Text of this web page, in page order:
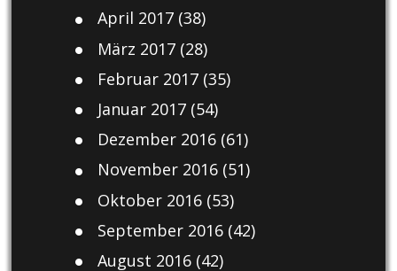
April 2017(38)
März 2017(28)
Februar 2017(35)
Januar 2017(54)
Dezember 2016(61)
November 2016(51)
Oktober 2016(53)
September 2016(42)
August 2016(42)